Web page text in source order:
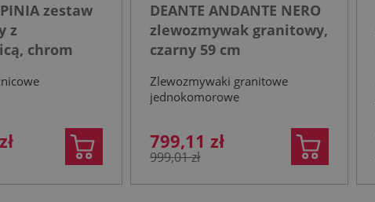
zestaw
z
chrom
DEANTE ANDANTE NERO
zlewozmywak granitowy,
czarny 59 cm
Zlewozmywaki granitowe
jednokomorowe
799,11 zł
999,01 zł